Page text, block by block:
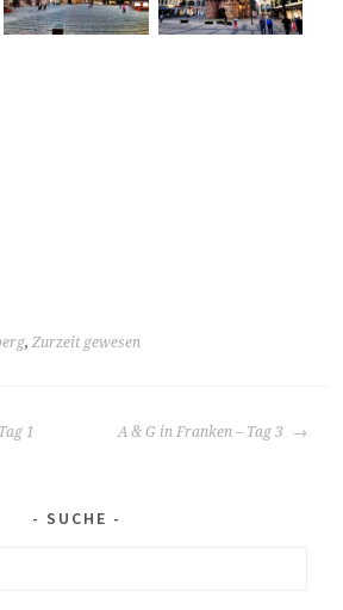
,Zurzeit gewesen
1 A & G in Franken – Tag 3
SUCHE